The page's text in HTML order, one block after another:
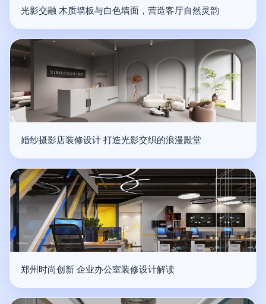
光影交融 木质墙板与白色墙面，营造客厅自然灵韵
婚纱摄影店装修设计 打造光影交织的浪漫殿堂
郑州时尚创新 企业办公室装修设计解读